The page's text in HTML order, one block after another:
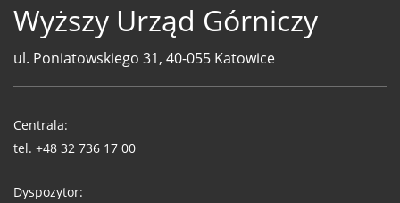
Wyższy Urząd Górniczy
ul. Poniatowskiego 31, 40-055 Katowice
WUG
Centrala:
tel. +48 32 736 17 00
Dyspozytor: